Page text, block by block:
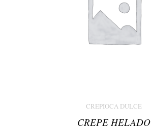
CREPIOCA DULCE
CREPE HELADO